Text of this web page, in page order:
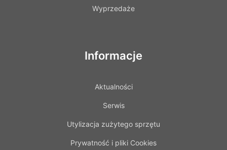
Wyprzedaże
Informacje
Aktualności
Serwis
Utylizacja zużytego sprzętu
Prywatność i pliki Cookies